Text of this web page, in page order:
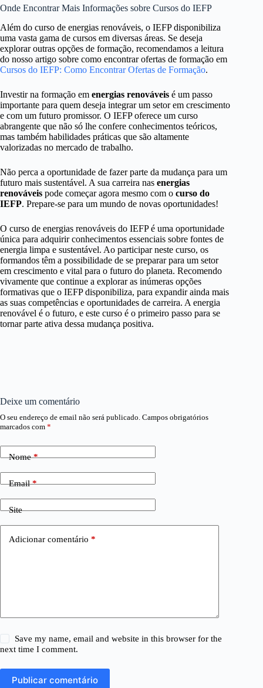
Onde Encontrar Mais Informações sobre Cursos do IEFP
Além do curso de energias renováveis, o IEFP disponibiliza
uma vasta gama de cursos em diversas áreas. Se deseja
explorar outras opções de formação, recomendamos a leitura
do nosso artigo sobre como encontrar ofertas de formação em
Cursos do IEFP: Como Encontrar Ofertas de Formação.
Investir na formação em energias renováveis é um passo
importante para quem deseja integrar um setor em crescimento
e com um futuro promissor. O IEFP oferece um curso
abrangente que não só lhe confere conhecimentos teóricos,
mas também habilidades práticas que são altamente
valorizadas no mercado de trabalho.
Não perca a oportunidade de fazer parte da mudança para um
futuro mais sustentável. A sua carreira nas energias
renováveis pode começar agora mesmo com o curso do
IEFP. Prepare-se para um mundo de novas oportunidades!
O curso de energias renováveis do IEFP é uma oportunidade
única para adquirir conhecimentos essenciais sobre fontes de
energia limpa e sustentável. Ao participar neste curso, os
formandos têm a possibilidade de se preparar para um setor
em crescimento e vital para o futuro do planeta. Recomendo
vivamente que continue a explorar as inúmeras opções
formativas que o IEFP disponibiliza, para expandir ainda mais
as suas competências e oportunidades de carreira. A energia
renovável é o futuro, e este curso é o primeiro passo para se
tornar parte ativa dessa mudança positiva.
Deixe um comentário
O seu endereço de email não será publicado. Campos obrigatórios
marcados com *
Nome*
Email*
Site
Adicionar comentário *
Save my name, email and website in this browser for the
next time I comment.
Publicar comentário